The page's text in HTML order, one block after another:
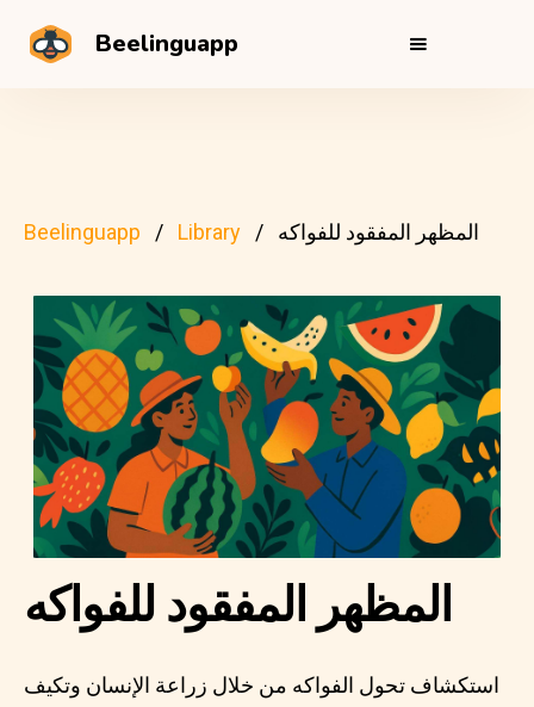
Beelinguapp
Beelinguapp Library المظهر المفقود للفواكه
المظهر المفقود للفواكه
استكشاف تحول الفواكه من خلال زراعة الإنسان وتكيف